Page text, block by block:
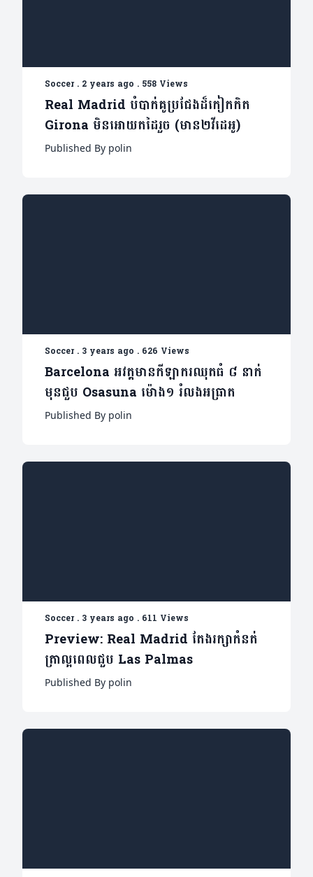
Soccer. 2 years ago . 558 Views
Real Madrid បំបាក់គូប្រជែងដ៏កៀកកិត
Girona មិនអោយតដៃរួច (មាន២វីដេអូ)
Published By polin
Soccer. 3 years ago . 626 Views
Barcelona អវត្តមានកីឡាករឈុតធំ ៨ នាក់
មុនជួប Osasuna ម៉ោង១ រំលងអធ្រាត
Published By polin
Soccer. 3 years ago . 611 Views
Preview: Real Madrid តែងរក្សាកំនត់
ត្រាល្អ​ពេលជួប Las Palmas
Published By polin